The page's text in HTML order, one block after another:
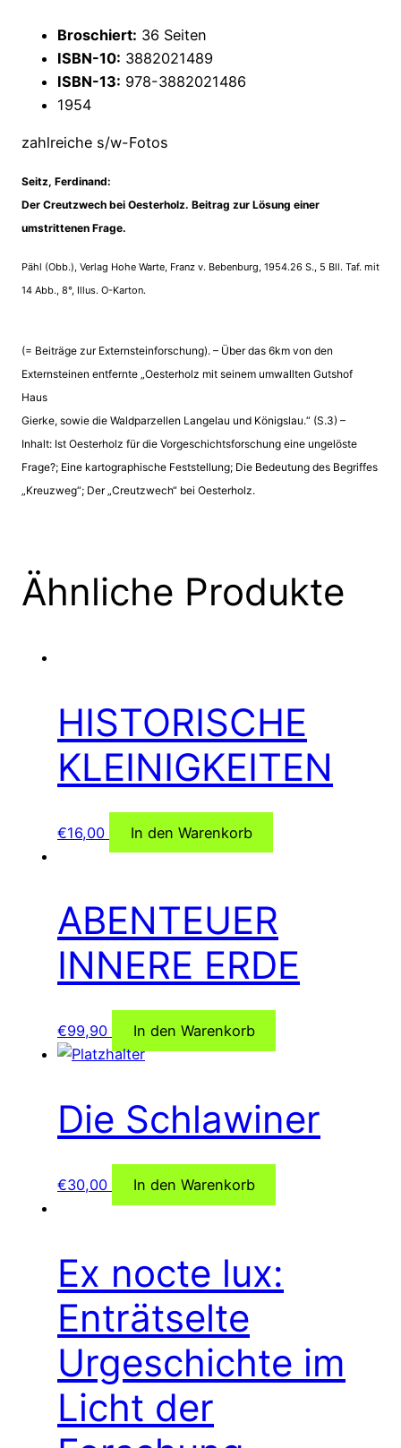
Broschiert: 36 Seiten
ISBN-10: 3882021489
ISBN-13: 978-3882021486
1954
zahlreiche s/w-Fotos
Seitz, Ferdinand:
Der Creutzwech bei Oesterholz. Beitrag zur Lösung einer
umstrittenen Frage.
Pähl (Obb.), Verlag Hohe Warte, Franz v. Bebenburg, 1954.26 S., 5 Bll. Taf. mit
14 Abb., 8°, Illus. O-Karton.
(= Beiträge zur Externsteinforschung). – Über das 6km von den
Externsteinen entfernte „Oesterholz mit seinem umwallten Gutshof
Haus
Gierke, sowie die Waldparzellen Langelau und Königslau.“ (S.3) –
Inhalt: Ist Oesterholz für die Vorgeschichtsforschung eine ungelöste
Frage?; Eine kartographische Feststellung; Die Bedeutung des Begriffes
„Kreuzweg“; Der „Creutzwech“ bei Oesterholz.
Ähnliche Produkte
HISTORISCHE
KLEINIGKEITEN
€16,00 In den Warenkorb
ABENTEUER
INNERE ERDE
€99,90 In den Warenkorb
Die Schlawiner
€30,00 In den Warenkorb
Ex nocte lux:
Enträtselte
Urgeschichte im
Licht der